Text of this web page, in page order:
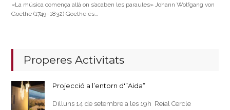
«La música comença allà on s’acaben les paraules» Johann Wolfgang von
Goethe (1749–1832) Goethe és…
Properes Activitats
Projecció a l’entorn d'”Aida”
Dilluns 14 de setembre a les 19h Reial Cercle